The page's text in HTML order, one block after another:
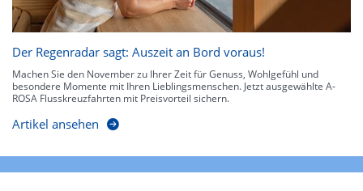
Der Regenradar sagt: Auszeit an Bord voraus!
Machen Sie den November zu Ihrer Zeit für Genuss, Wohlgefühl und
besondere Momente mit Ihren Lieblingsmenschen. Jetzt ausgewählte A-
ROSA Flusskreuzfahrten mit Preisvorteil sichern.
Artikel ansehen